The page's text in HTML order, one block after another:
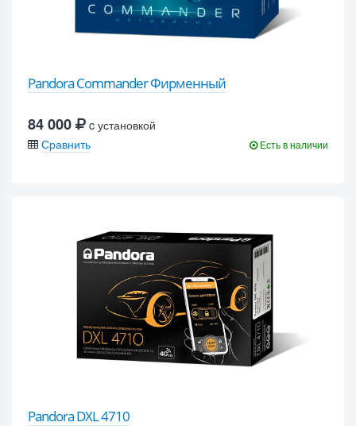
Pandora Commander Фирменный
84 000
c установкой
Сравнить
Есть в наличии
Pandora DXL 4710